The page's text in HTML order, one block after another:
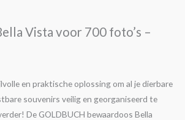
Vista voor 700 foto’s –
en praktische oplossing om al je dierbare
souvenirs veilig en georganiseerd te
De GOLDBUCH bewaardoos Bella